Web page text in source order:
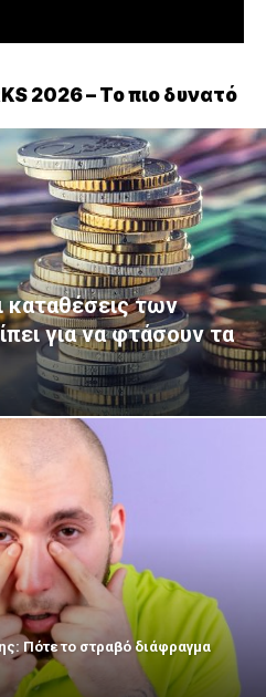
2026 – Το πιο δυνατό
καταθέσεις των
για να φτάσουν τα
Πότε το στραβό διάφραγμα